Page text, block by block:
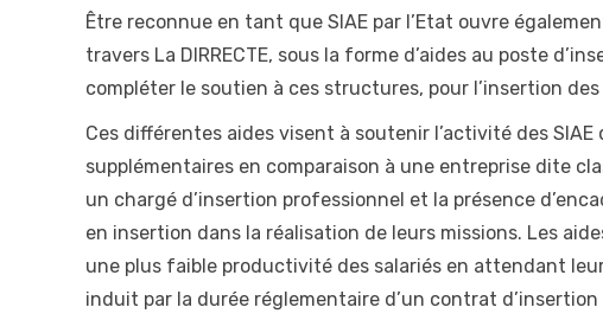
Être reconnue en tant que SIAE par l’Etat ouvre
travers La DIRRECTE, sous la forme d’aides au poste
compléter le soutien à ces structures, pour l’insertion
Ces différentes aides visent à soutenir l’activité des
supplémentaires en comparaison à une entreprise dite
un chargé d’insertion professionnel et la présence
en insertion dans la réalisation de leurs missions. Les
une plus faible productivité des salariés en attendant
induit par la durée réglementaire d’un contrat